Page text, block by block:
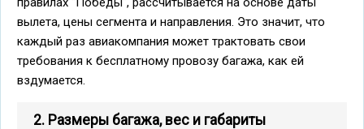
вылета, цены сегмента и направления. Это значит, что
каждый раз авиакомпания может трактовать свои
требования к бесплатному провозу багажа, как ей
вздумается.
2. Размеры багажа, вес и габариты